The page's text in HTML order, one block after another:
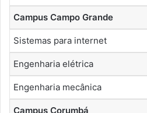
Campus Campo Grande
Sistemas para internet
Engenharia elétrica
Engenharia mecânica
Campus Corumbá